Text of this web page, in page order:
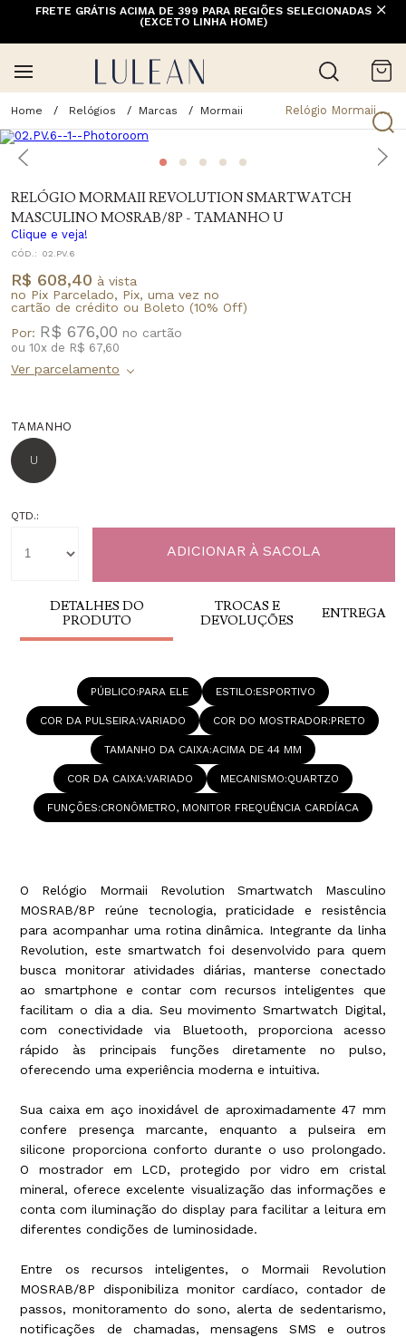
FRETE GRÁTIS ACIMA DE 399 PARA REGIÕES SELECIONADAS
(EXCETO LINHA HOME)
Relógios Marcas Mormaii Relógio Mormaii Revolution Smartwatch Masculino Mosrab/8p - Tamanho U
RELÓGIO MORMAII REVOLUTION SMARTWATCH
MASCULINO MOSRAB/8P - TAMANHO U
Clique e veja!
CÓD.: 02.PV.6
R$ 608,40 à vista
no Pix Parcelado, Pix, uma vez no
cartão de crédito ou Boleto (10% Off)
Por: R$ 676,00
ou 10x de R$ 67,60
TAMANHO
U
QTD.:
DETALHES DO
PRODUTO
TROCAS E
DEVOLUÇÕES
ENTREGA
O Relógio Mormaii Revolution Smartwatch Masculino
MOSRAB/8P reúne tecnologia, praticidade e resistência
para acompanhar uma rotina dinâmica. Integrante da linha
Revolution, este smartwatch foi desenvolvido para quem
busca monitorar atividades diárias, manterse conectado
ao smartphone e contar com recursos inteligentes que
facilitam o dia a dia. Seu movimento Smartwatch Digital,
com conectividade via Bluetooth, proporciona acesso
rápido às principais funções diretamente no pulso,
oferecendo uma experiência moderna e intuitiva.
Sua caixa em aço inoxidável de aproximadamente 47 mm
confere presença marcante, enquanto a pulseira em
silicone proporciona conforto durante o uso prolongado.
O mostrador em LCD, protegido por vidro em cristal
mineral, oferece excelente visualização das informações e
conta com iluminação do display para facilitar a leitura em
diferentes condições de luminosidade.
Entre os recursos inteligentes, o Mormaii Revolution
MOSRAB/8P disponibiliza monitor cardíaco, contador de
passos, monitoramento do sono, alerta de sedentarismo,
notificações de chamadas, mensagens SMS e outros
PÚBLICO PARA ELE ESTILO ESPORTIVO
COR DA PULSEIRA VARIADO COR DO MOSTRADOR PRETO
TAMANHO DA CAIXA ACIMA DE 44 MM
COR DA CAIXA VARIADO MECANISMO QUARTZO
FUNÇÕES CRONÔMETRO, MONITOR FREQUÊNCIA CARDÍACA